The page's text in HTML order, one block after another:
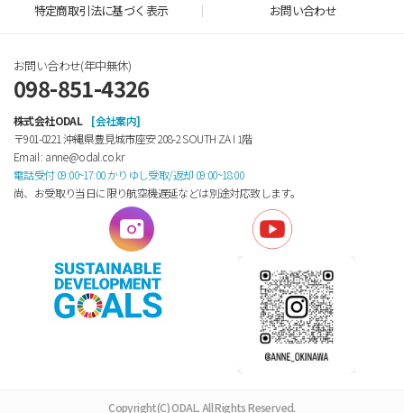
特定商取引法に基づく表示 お問い合わせ
お問い合わせ(年中無休)
098-851-4326
株式会社ODAL
[会社案内]
〒901-0221 沖縄県豊見城市座安 208-2 SOUTH ZA Ⅰ 1階
Email : anne@odal.co.kr
電話受付 09:00~17:00 かりゆし受取/返却 09:00~18:00
尚、お受取り当日に限り航空機遅延などは別途対応致します。
Copyright(C) ODAL. All Rights Reserved.